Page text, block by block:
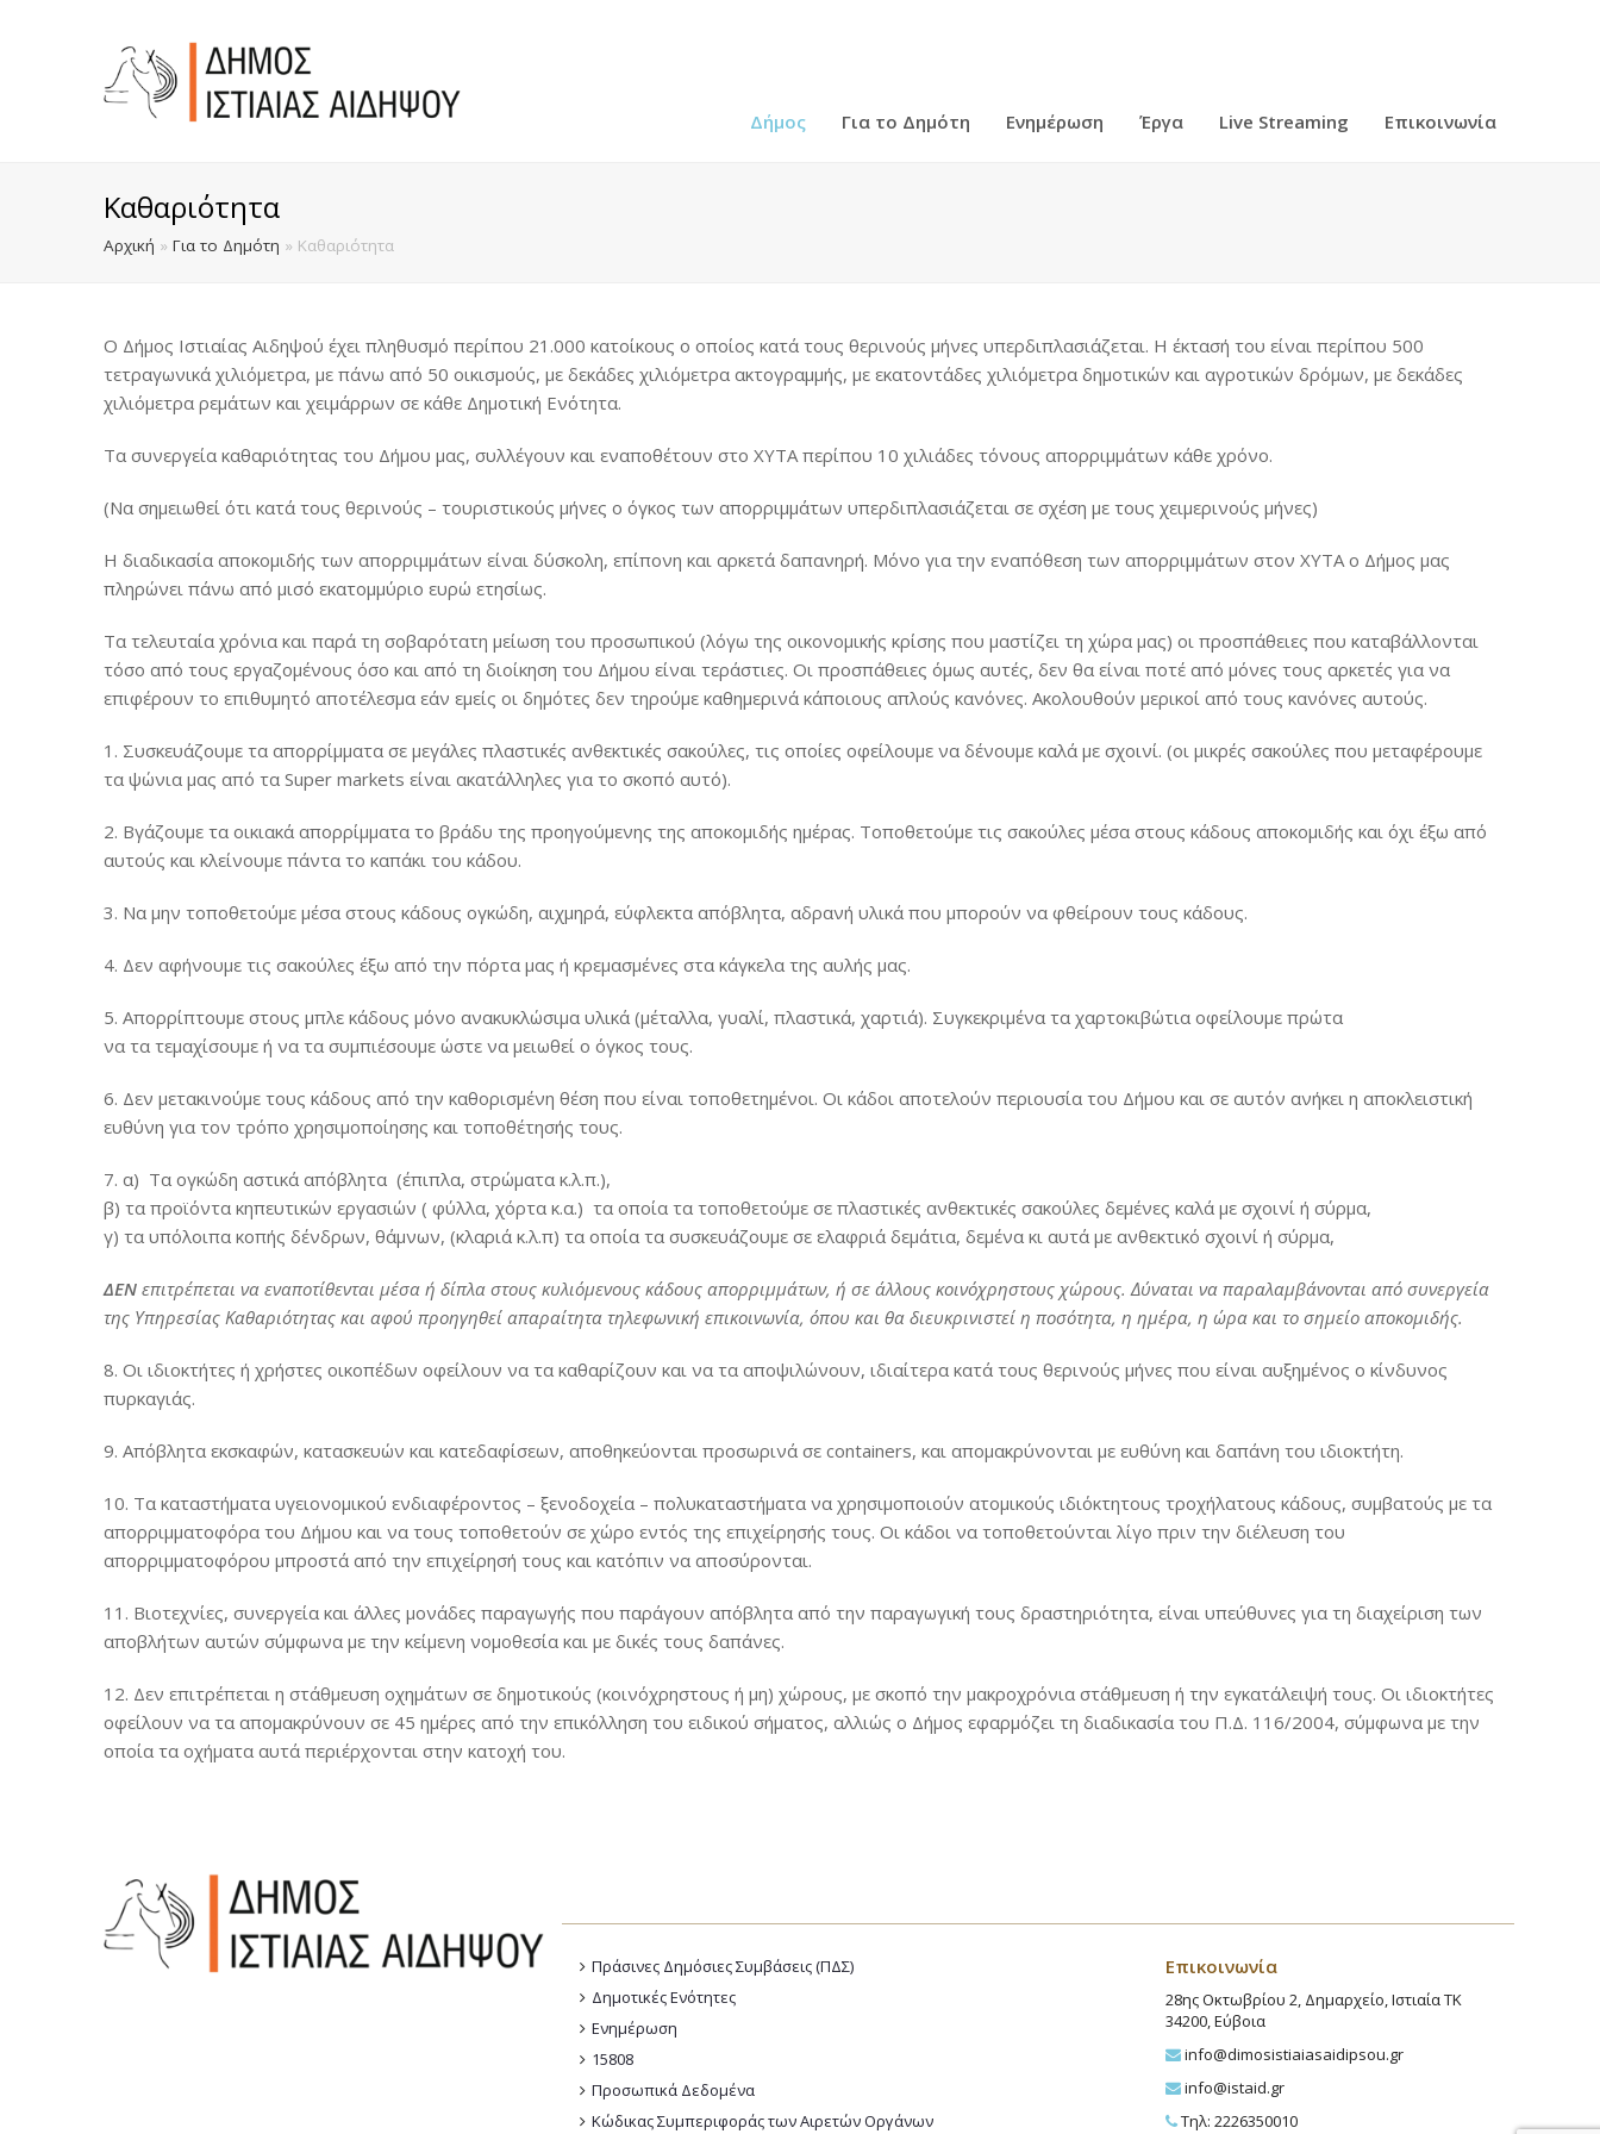
Δήμος Για το Δημότη Ενημέρωση Έργα Live Streaming Επικοινωνία
Καθαριότητα
Αρχική » Για το Δημότη » Καθαριότητα
Ο Δήμος Ιστιαίας Αιδηψού έχει πληθυσμό περίπου 21.000 κατοίκους ο οποίος κατά τους θερινούς μήνες υπερδιπλασιάζεται. Η έκτασή του είναι περίπου 500
τετραγωνικά χιλιόμετρα, με πάνω από 50 οικισμούς, με δεκάδες χιλιόμετρα ακτογραμμής, με εκατοντάδες χιλιόμετρα δημοτικών και αγροτικών δρόμων, με δεκάδες
χιλιόμετρα ρεμάτων και χειμάρρων σε κάθε Δημοτική Ενότητα.
Τα συνεργεία καθαριότητας του Δήμου μας, συλλέγουν και εναποθέτουν στο ΧΥΤΑ περίπου 10 χιλιάδες τόνους απορριμμάτων κάθε χρόνο.
(Να σημειωθεί ότι κατά τους θερινούς – τουριστικούς μήνες ο όγκος των απορριμμάτων υπερδιπλασιάζεται σε σχέση με τους χειμερινούς μήνες)
Η διαδικασία αποκομιδής των απορριμμάτων είναι δύσκολη, επίπονη και αρκετά δαπανηρή. Μόνο για την εναπόθεση των απορριμμάτων στον ΧΥΤΑ ο Δήμος μας
πληρώνει πάνω από μισό εκατομμύριο ευρώ ετησίως.
Τα τελευταία χρόνια και παρά τη σοβαρότατη μείωση του προσωπικού (λόγω της οικονομικής κρίσης που μαστίζει τη χώρα μας) οι προσπάθειες που καταβάλλονται
τόσο από τους εργαζομένους όσο και από τη διοίκηση του Δήμου είναι τεράστιες. Οι προσπάθειες όμως αυτές, δεν θα είναι ποτέ από μόνες τους αρκετές για να
επιφέρουν το επιθυμητό αποτέλεσμα εάν εμείς οι δημότες δεν τηρούμε καθημερινά κάποιους απλούς κανόνες. Ακολουθούν μερικοί από τους κανόνες αυτούς.
1. Συσκευάζουμε τα απορρίμματα σε μεγάλες πλαστικές ανθεκτικές σακούλες, τις οποίες οφείλουμε να δένουμε καλά με σχοινί. (οι μικρές σακούλες που μεταφέρουμε
τα ψώνια μας από τα Super markets είναι ακατάλληλες για το σκοπό αυτό).
2. Βγάζουμε τα οικιακά απορρίμματα το βράδυ της προηγούμενης της αποκομιδής ημέρας. Τοποθετούμε τις σακούλες μέσα στους κάδους αποκομιδής και όχι έξω από
αυτούς και κλείνουμε πάντα το καπάκι του κάδου.
3. Να μην τοποθετούμε μέσα στους κάδους ογκώδη, αιχμηρά, εύφλεκτα απόβλητα, αδρανή υλικά που μπορούν να φθείρουν τους κάδους.
4. Δεν αφήνουμε τις σακούλες έξω από την πόρτα μας ή κρεμασμένες στα κάγκελα της αυλής μας.
5. Απορρίπτουμε στους μπλε κάδους μόνο ανακυκλώσιμα υλικά (μέταλλα, γυαλί, πλαστικά, χαρτιά). Συγκεκριμένα τα χαρτοκιβώτια οφείλουμε πρώτα
να τα τεμαχίσουμε ή να τα συμπιέσουμε ώστε να μειωθεί ο όγκος τους.
6. Δεν μετακινούμε τους κάδους από την καθορισμένη θέση που είναι τοποθετημένοι. Οι κάδοι αποτελούν περιουσία του Δήμου και σε αυτόν ανήκει η αποκλειστική
ευθύνη για τον τρόπο χρησιμοποίησης και τοποθέτησής τους.
7. α) Τα ογκώδη αστικά απόβλητα (έπιπλα, στρώματα κ.λ.π.),
β) τα προϊόντα κηπευτικών εργασιών ( φύλλα, χόρτα κ.α.) τα οποία τα τοποθετούμε σε πλαστικές ανθεκτικές σακούλες δεμένες καλά με σχοινί ή σύρμα,
γ) τα υπόλοιπα κοπής δένδρων, θάμνων, (κλαριά κ.λ.π) τα οποία τα συσκευάζουμε σε ελαφριά δεμάτια, δεμένα κι αυτά με ανθεκτικό σχοινί ή σύρμα,
ΔΕΝ επιτρέπεται να εναποτίθενται μέσα ή δίπλα στους κυλιόμενους κάδους απορριμμάτων, ή σε άλλους κοινόχρηστους χώρους. Δύναται να παραλαμβάνονται από συνεργεία
της Υπηρεσίας Καθαριότητας και αφού προηγηθεί απαραίτητα τηλεφωνική επικοινωνία, όπου και θα διευκρινιστεί η ποσότητα, η ημέρα, η ώρα και το σημείο αποκομιδής.
8. Οι ιδιοκτήτες ή χρήστες οικοπέδων οφείλουν να τα καθαρίζουν και να τα αποψιλώνουν, ιδιαίτερα κατά τους θερινούς μήνες που είναι αυξημένος ο κίνδυνος
πυρκαγιάς.
9. Απόβλητα εκσκαφών, κατασκευών και κατεδαφίσεων, αποθηκεύονται προσωρινά σε containers, και απομακρύνονται με ευθύνη και δαπάνη του ιδιοκτήτη.
10. Τα καταστήματα υγειονομικού ενδιαφέροντος – ξενοδοχεία – πολυκαταστήματα να χρησιμοποιούν ατομικούς ιδιόκτητους τροχήλατους κάδους, συμβατούς με τα
απορριμματοφόρα του Δήμου και να τους τοποθετούν σε χώρο εντός της επιχείρησής τους. Οι κάδοι να τοποθετούνται λίγο πριν την διέλευση του
απορριμματοφόρου μπροστά από την επιχείρησή τους και κατόπιν να αποσύρονται.
11. Βιοτεχνίες, συνεργεία και άλλες μονάδες παραγωγής που παράγουν απόβλητα από την παραγωγική τους δραστηριότητα, είναι υπεύθυνες για τη διαχείριση των
αποβλήτων αυτών σύμφωνα με την κείμενη νομοθεσία και με δικές τους δαπάνες.
12. Δεν επιτρέπεται η στάθμευση οχημάτων σε δημοτικούς (κοινόχρηστους ή μη) χώρους, με σκοπό την μακροχρόνια στάθμευση ή την εγκατάλειψή τους. Οι ιδιοκτήτες
οφείλουν να τα απομακρύνουν σε 45 ημέρες από την επικόλληση του ειδικού σήματος, αλλιώς ο Δήμος εφαρμόζει τη διαδικασία του Π.Δ. 116/2004, σύμφωνα με την
οποία τα οχήματα αυτά περιέρχονται στην κατοχή του.
Πράσινες Δημόσιες Συμβάσεις (ΠΔΣ)
Δημοτικές Ενότητες
Ενημέρωση
15808
Προσωπικά Δεδομένα
Κώδικας Συμπεριφοράς των Αιρετών Οργάνων
Επικοινωνία
28ης Οκτωβρίου 2, Δημαρχείο, Ιστιαία ΤΚ
34200, Εύβοια
info@dimosistiaiasaidipsou.gr
info@istaid.gr
Τηλ: 2226350010